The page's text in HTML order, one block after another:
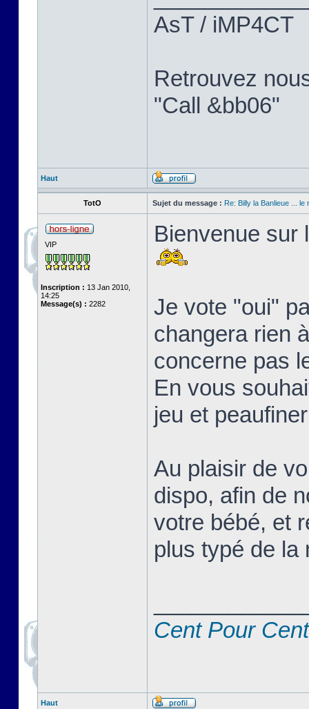
AsT / iMP4CT
Retrouvez
"Call &bb06"
Haut
TotO Sujet du message : Re: Billy la Banlieue ... le
VIP
Inscription : 13 Jan 2010,
14:25
Message(s) : 2282
Bienvenue sur
Je vote "oui"
changera rien
concerne pas
En vous
jeu et
Au plaisir de
dispo, afin de
votre bébé, et
plus typé de la
Cent Pour Cent
Haut